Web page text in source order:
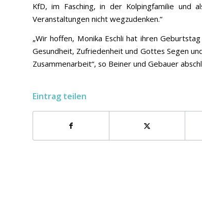
KfD, im Fasching, in der Kolpingfamilie und
Veranstaltungen nicht wegzudenken.“
„Wir hoffen, Monika Eschli hat ihren
Gesundheit, Zufriedenheit und Gottes Segen
Zusammenarbeit“, so Beiner und Gebauer
Eintrag teilen